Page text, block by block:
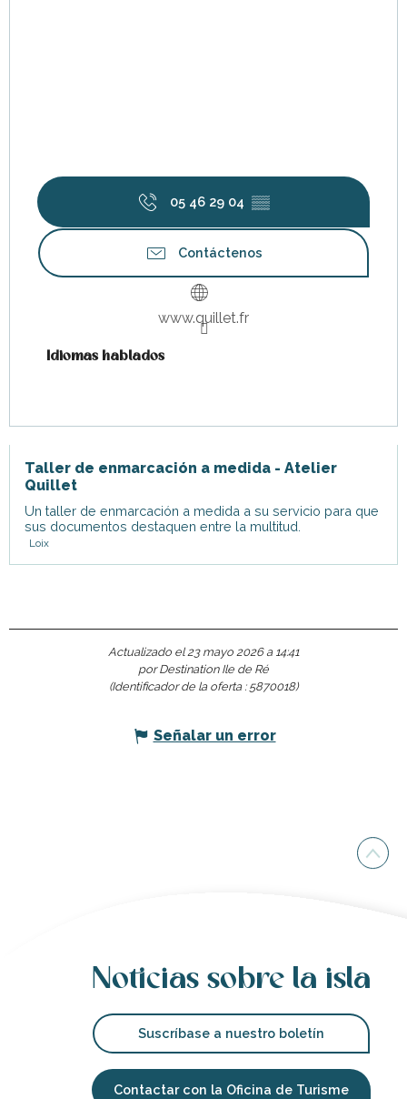
05 46 29 04 ▒▒
Contáctenos
www.quillet.fr
Idiomas hablados
Idiomas hablados
Taller de enmarcación a medida - Atelier
Quillet
Un taller de enmarcación a medida a su servicio para que
sus documentos destaquen entre la multitud.
Loix
Actualizado el 23 mayo 2026 a 14:41
por Destination Ile de Ré
(Identificador de la oferta : 5870018)
Señalar un error
Noticias sobre la isla
Suscríbase a nuestro boletín
Contactar con la Oficina de Turisme